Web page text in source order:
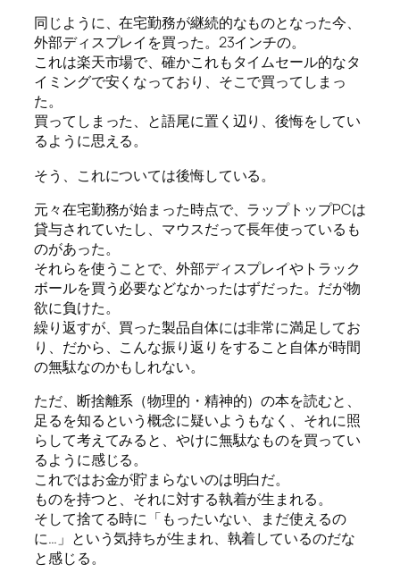
同じように、在宅勤務が継続的なものとなった今、
外部ディスプレイを買った。23インチの。
これは楽天市場で、確かこれもタイムセール的なタ
イミングで安くなっており、そこで買ってしまっ
た。
買ってしまった、と語尾に置く辺り、後悔をしてい
るように思える。
そう、これについては後悔している。
元々在宅勤務が始まった時点で、ラップトップPCは
貸与されていたし、マウスだって長年使っているも
のがあった。
それらを使うことで、外部ディスプレイやトラック
ボールを買う必要などなかったはずだった。だが物
欲に負けた。
繰り返すが、買った製品自体には非常に満足してお
り、だから、こんな振り返りをすること自体が時間
の無駄なのかもしれない。
ただ、断捨離系（物理的・精神的）の本を読むと、
足るを知るという概念に疑いようもなく、それに照
らして考えてみると、やけに無駄なものを買ってい
るように感じる。
これではお金が貯まらないのは明白だ。
ものを持つと、それに対する執着が生まれる。
そして捨てる時に「もったいない、まだ使えるの
に…」という気持ちが生まれ、執着しているのだな
と感じる。